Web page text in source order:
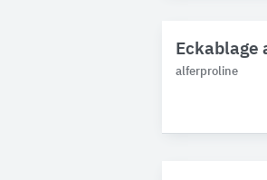
Eckablage
alferproline